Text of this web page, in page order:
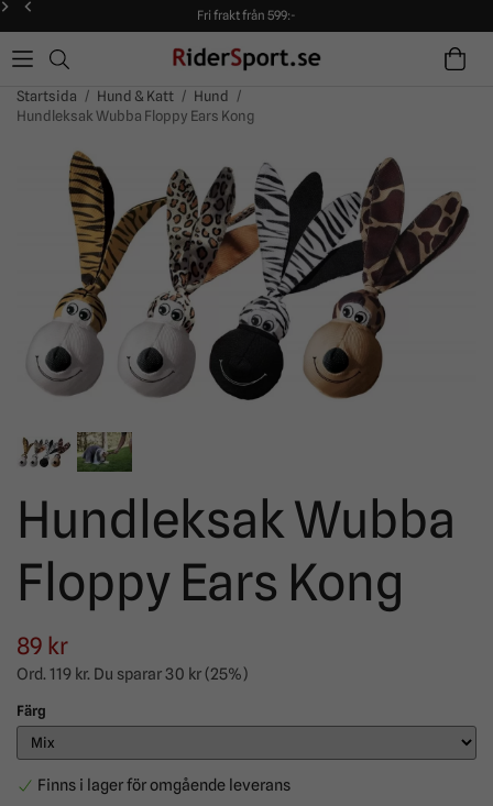
Fri frakt från 599:-
90 dagars öppet köp!
Alltid snabba leveranser!
Fri frakt från 599:-
Startsida / Hund & Katt / Hund
/
Hundleksak Wubba Floppy Ears Kong
Hundleksak Wubba
Floppy Ears Kong
89 kr
Ord. 119 kr. Du sparar30 kr(25%)
Färg
Finns i lager för omgående leverans